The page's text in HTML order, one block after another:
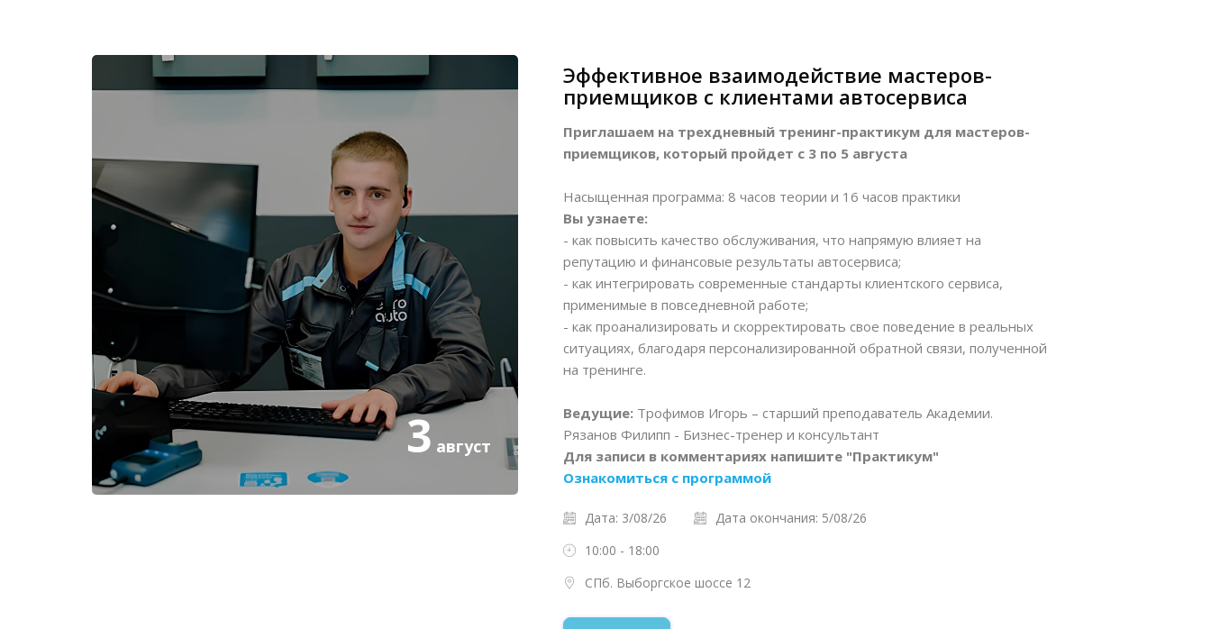
Пропустить [Cocoon] Избранное событие
3 август
Эффективное взаимодействие мастеров-
приемщиков с клиентами автосервиса
Приглашаем на трехдневный тренинг-практикум для мастеров-
приемщиков, который пройдет с 3 по 5 августа
Насыщенная программа: 8 часов теории и 16 часов практики
Вы узнаете:
- как повысить качество обслуживания, что напрямую влияет на
репутацию и финансовые результаты автосервиса;
- как интегрировать современные стандарты клиентского сервиса,
применимые в повседневной работе;
- как проанализировать и скорректировать свое поведение в реальных
ситуациях, благодаря персонализированной обратной связи, полученной
на тренинге.
Ведущие: Трофимов Игорь – старший преподаватель Академии.
Рязанов Филипп - Бизнес-тренер и консультант
Для записи в комментариях напишите "Практикум"
Ознакомиться с программой
Дата: 3/08/26
Дата окончания: 5/08/26
10:00 - 18:00
СПб. Выборгское шоссе 12